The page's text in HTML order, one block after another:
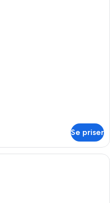
Se priser